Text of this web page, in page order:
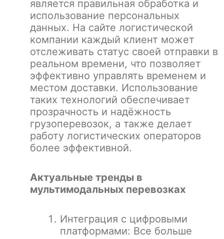
является правильная обработка и
использование персональных
данных. На сайте логистической
компании каждый клиент может
отслеживать статус своей отправки в
реальном времени, что позволяет
эффективно управлять временем и
местом доставки. Использование
таких технологий обеспечивает
прозрачность и надёжность
грузоперевозок, а также делает
работу логистических операторов
более эффективной.
Актуальные тренды в
мультимодальных перевозках
Интеграция с цифровыми
платформами: Все больше